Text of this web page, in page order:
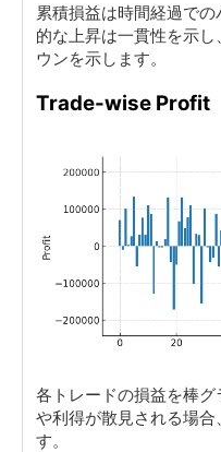
累積損益は時間経過で
的な上昇は一貫性を示
ウンを示します。
Trade-wise Profit
各トレードの損益を棒
や利得が散見される場
す。